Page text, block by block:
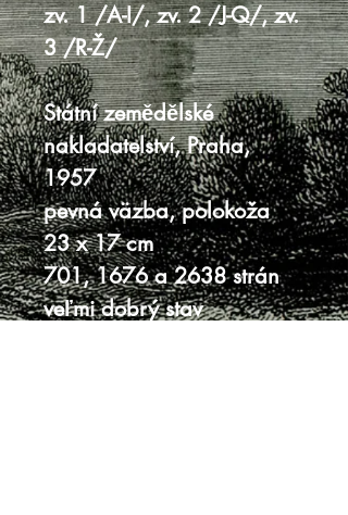
zv. 1 /A-I/, zv. 2 /J-Q/, zv.
3 /R-Ž/
Státní zemědělské
nakladatelství, Praha,
1957
pevná väzba, polokoža
23 x 17 cm
701, 1676 a 2638 strán
veľmi dobrý stav